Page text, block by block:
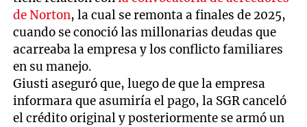
de Norton, la cual se remonta a finales de 2025,
cuando se conoció las millonarias deudas que
acarreaba la empresa y los conflicto familiares
en su manejo.
Giusti aseguró que, luego de que la empresa
informara que asumiría el pago, la SGR canceló
el crédito original y posteriormente se armó un